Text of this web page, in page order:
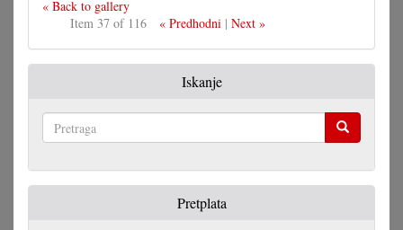
« Back to gallery
Item 37 of 116
« Predhodni| Next »
Iskanje
Pretplata